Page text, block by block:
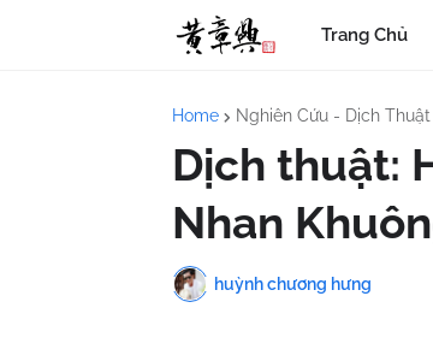
Trang Chủ
Home Nghiên Cứu - Dịch Thuật
Dịch thuật:
Nhan
huỳnh chương hưng